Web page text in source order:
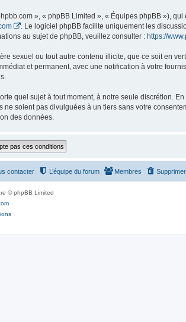
», « phpBB Limited », « Équipes phpBB »),
. Le logiciel phpBB facilite uniquement les
au sujet de phpBB, veuillez consulter : https://
sexuel ou tout autre contenu illicite, que ce soit en
et permanent, avec une notification à votre
quel sujet à tout moment, à notre seule discrétion.
soient pas divulguées à un tiers sans votre
des données.
Membres
L’équipe du forum
contacter
© phpBB Limited